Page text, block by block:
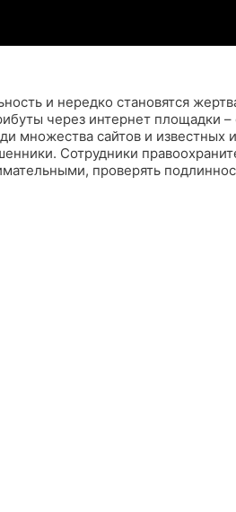
и нередко становятся
через интернет площадки
множества сайтов и известных
Сотрудники
проверять